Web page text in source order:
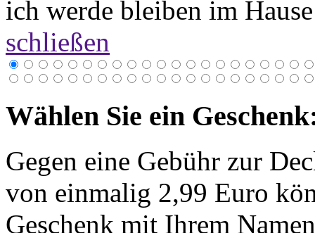
ich werde bleiben im
schließen
Wählen Sie ein
Gegen eine Gebühr zur
von einmalig 2,99 Euro
Geschenk mit Ihrem